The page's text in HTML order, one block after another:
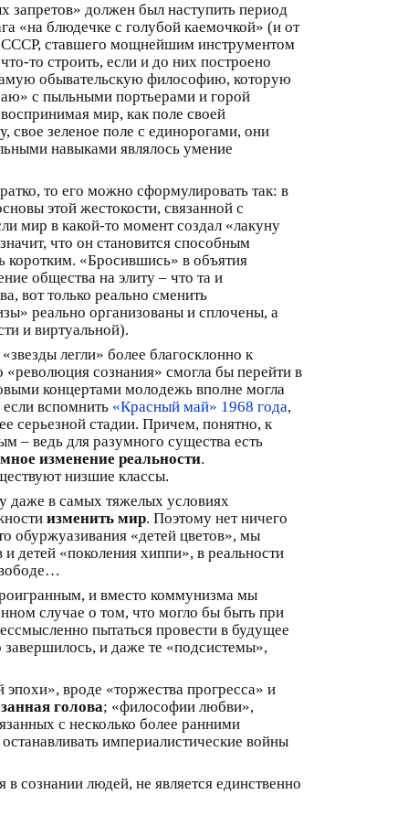
запретов» должен был наступить период
«на блюдечке с голубой каемочкой» (и от
СССР, ставшего мощнейшим инструментом
то строить, если и до них построено
обывательскую философию, которую
с пыльными портьерами и горой
мир, как поле своей
свое зеленое поле с единорогами, они
навыками являлось умение
то его можно сформулировать так: в
этой жестокости, связанной с
мир в какой-то момент создал «лакуну
что он становится способным
коротким. «Бросившись» в объятия
общества на элиту – что та и
вот только реально сменить
реально организованы и сплочены, а
и виртуальной).
легли» более благосклонно к
сознания» смогла бы перейти в
концертами молодежь вполне могла
вспомнить «Красный май» 1968 года,
серьезной стадии. Причем, понятно, к
– ведь для разумного существа есть
изменение реальности.
низшие классы.
даже в самых тяжелых условиях
изменить мир. Поэтому нет ничего
обуржуазивания «детей цветов», мы
детей «поколения хиппи», в реальности
и вместо коммунизма мы
случае о том, что могло бы быть при
пытаться провести в будущее
завершилось, и даже те «подсистемы»,
вроде «торжества прогресса» и
голова; «философии любви»,
с несколько более ранними
империалистические войны
сознании людей, не является единственно